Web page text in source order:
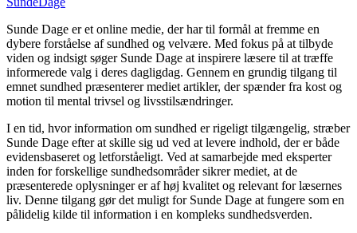
Sunde Dage er et online medie, der har til formål at fremme en
dybere forståelse af sundhed og velvære. Med fokus på at tilbyde
viden og indsigt søger Sunde Dage at inspirere læsere til at træffe
informerede valg i deres dagligdag. Gennem en grundig tilgang til
emnet sundhed præsenterer mediet artikler, der spænder fra kost og
motion til mental trivsel og livsstilsændringer.
I en tid, hvor information om sundhed er rigeligt tilgængelig, stræber
Sunde Dage efter at skille sig ud ved at levere indhold, der er både
evidensbaseret og letforståeligt. Ved at samarbejde med eksperter
inden for forskellige sundhedsområder sikrer mediet, at de
præsenterede oplysninger er af høj kvalitet og relevant for læsernes
liv. Denne tilgang gør det muligt for Sunde Dage at fungere som en
pålidelig kilde til information i en kompleks sundhedsverden.